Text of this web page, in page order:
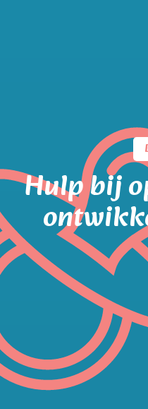
Hulp bij